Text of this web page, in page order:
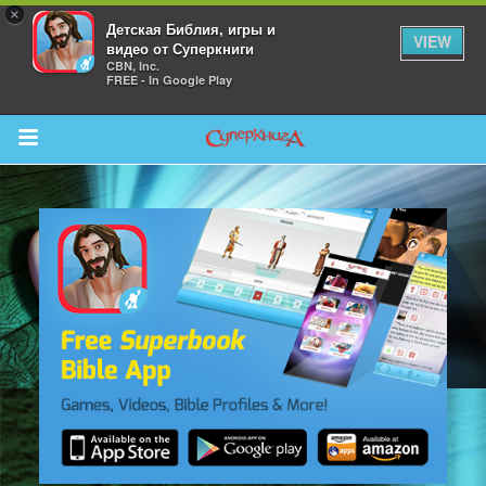
×
Детская Библия, игры и
видео от Суперкниги
CBN, Inc.
FREE - In Google Play
VIEW
Return to Content